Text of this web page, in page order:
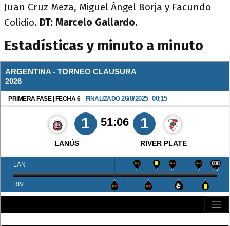
Juan Cruz Meza, Miguel Ángel Borja y Facundo
Colidio. DT: Marcelo Gallardo.
Estadísticas y minuto a minuto